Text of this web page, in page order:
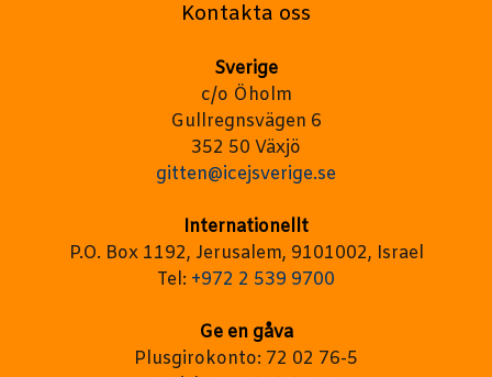
Kontakta oss
Sverige
c/o Öholm
Gullregnsvägen 6
352 50 Växjö
gitten@icejsverige.se
Internationellt
P.O. Box 1192, Jerusalem, 9101002, Israel
Tel: +972 2 539 9700
Ge en gåva
Plusgirokonto: 72 02 76-5